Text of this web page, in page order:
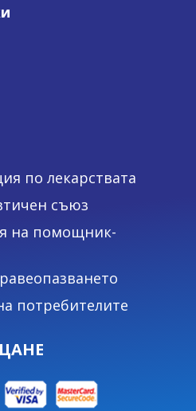
по лекарствата
съюз
на помощник-
потребителите